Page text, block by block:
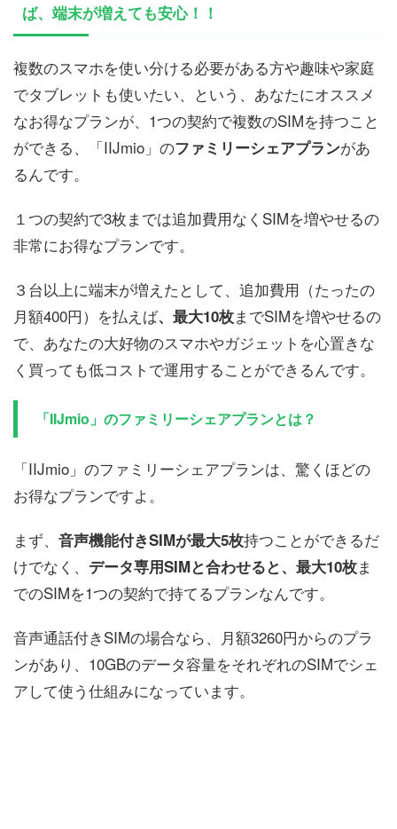
ば、端末が増えても安心！！
複数のスマホを使い分ける必要がある方や趣味や家庭
でタブレットも使いたい、という、あなたにオススメ
なお得なプランが、1つの契約で複数のSIMを持つこと
ができる、「IIJmio」のファミリーシェアプランがあ
るんです。
１つの契約で3枚までは追加費用なくSIMを増やせるの
非常にお得なプランです。
３台以上に端末が増えたとして、追加費用（たったの
月額400円）を払えば、最大10枚までSIMを増やせるの
で、あなたの大好物のスマホやガジェットを心置きな
く買っても低コストで運用することができるんです。
「IIJmio」のファミリーシェアプランとは？
「IIJmio」のファミリーシェアプランは、驚くほどの
お得なプランですよ。
まず、 音声機能付きSIMが最大5枚持つことができるだ
けでなく、 データ専用SIMと合わせると、最大10枚ま
でのSIMを1つの契約で持てるプランなんです。
音声通話付きSIMの場合なら、月額3260円からのプラ
ンがあり、10GBのデータ容量をそれぞれのSIMでシェ
アして使う仕組みになっています。